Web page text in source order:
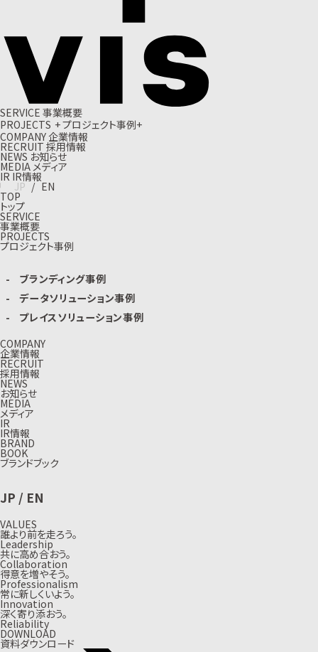
SERVICE 事業概要
PROJECTS +プロジェクト事例+
COMPANY企業情報
RECRUIT 採用情報
NEWS お知らせ
MEDIA メディア
IR IR情報
JP / EN
TOP
トップ
SERVICE
事業概要
PROJECTS
プロジェクト事例
ブランディング事例
データソリューション事例
プレイスソリューション事例
COMPANY
企業情報
RECRUIT
採用情報
NEWS
お知らせ
MEDIA
メディア
IR
IR情報
BRAND
BOOK
ブランドブック
JP / EN
VALUES
誰より前を走ろう。
Leadership
共に高め合おう。
Collaboration
得意を増やそう。
Professionalism
常に新しくいよう。
Innovation
深く寄り添おう。
Reliability
DOWNLOAD
資料ダウンロード